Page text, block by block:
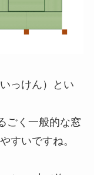
っけん）とい
ごく一般的な窓
すいですね。